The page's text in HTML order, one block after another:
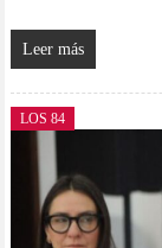
Leer más
LOS 84